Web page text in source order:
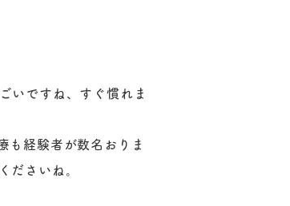
いですね、すぐ慣れま
も経験者が数名おりま
ださいね。